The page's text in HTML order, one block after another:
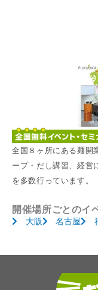
全国８ヶ所にある麺開
ープ・だし講習、経営
を多数行っています。
開催場所ごとのイ
大阪 名古屋